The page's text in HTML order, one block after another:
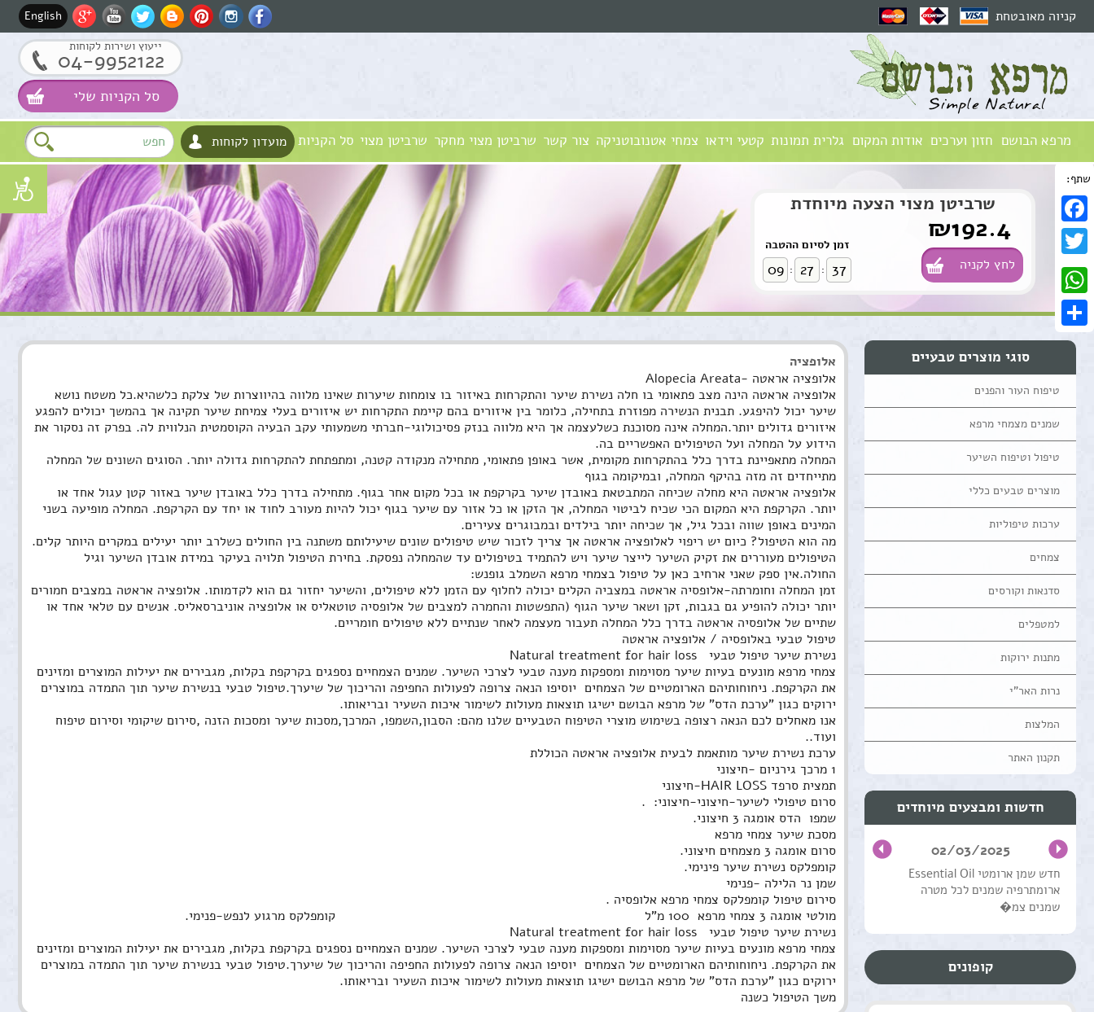
שתף:
Facebook
Twitter
WhatsApp
Share
English קניוה מאובטחת
ייעוץ ושירות לקוחות
04-9952122
סל הקניות שלי
מרפא הבושם חזון וערכים אודות המקום גלרית תמונות קטעי וידאו צמחי אטנובוטניקה צור קשר שרביטן מצוי מחקר שרביטן מצוי סל הקניות מועדון לקוחות
דוא"ל
טלפון
שרביטן מצוי הצעה מיוחדת
זמן לסיום ההטבה
36
:
27
:
09
₪192.4
לחץ לקניה
אלופציה
אלופציה אראטה -Alopecia Areata
הידוע על המחלה ועל הטיפולים האפשריים בה.
מתייחדים זה מזה בהיקף המחלה, ובמיקומה בגוף
המינים באופן שווה ובכל גיל, אך שכיחה יותר בילדים ובמבוגרים צעירים.
החולה.אין ספק שאני ארחיב כאן על טיפול בצמחי מרפא השמלב גופנש:
שתיים של אלופסיה אראטה בדרך כלל המחלה תעבור מעצמה לאחר שנתיים ללא טיפולים חומריים.
טיפול טבעי באלופסיה / אלופציה אראטה
נשירת שיער טיפול טבעי   Natural treatment for hair loss
ירוקים כגון "ערכת הדס" של מרפא הבושם ישיגו תוצאות מעולות לשימור איכות השעיר ובריאותו.
ועוד..
ערכת נשירת שיער מותאמת לבעית אלופציה אראטה הכוללת
1 מרכך גירניום -חיצוני
תמצית סרפד HAIR LOSS-חיצוני
סרום טיפולי לשיער-חיצוני-חיצוני:  .
שמפו  הדס אומגה 3 חיצוני.
מסכת שיער צמחי מרפא
סרום אומגה 3 מצמחים חיצוני.
קומפלקס נשירת שיער פינימי.
שמן נר הלילה -פנימי
סירום טיפול קומפלקס צמחי מרפא אלופסיה .
מולטי אומגה 3 צמחי מרפא  100 מ"ל                                                                            קומפלקס מרגוע לנפש-פנימי.
נשירת שיער טיפול טבעי   Natural treatment for hair loss
ירוקים כגון "ערכת הדס" של מרפא הבושם ישיגו תוצאות מעולות לשימור איכות השעיר ובריאותו.
משך הטיפול כשנה
סוגי מוצרים טבעיים
טיפוח העור והפנים
שמנים מצמחי מרפא
טיפול וטיפוח השיער
מוצרים טבעים כללי
ערכות טיפוליות
צמחים
סדנאות וקורסים
למטפלים
מתנות ירוקות
נרות האר"י
המלצות
תקנון האתר
חדשות ומבצעים מיוחדים
02/03/2025
חדש שמן ארומטי Essential Oil
ארומתרפיה שמנים לכל מטרה
שמנים צמ�
קופונים